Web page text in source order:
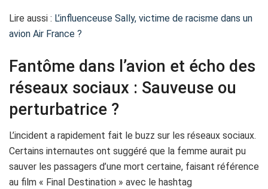
Lire aussi : L’influenceuse Sally, victime de racisme dans un
avion Air France ?
Fantôme dans l’avion et écho des
réseaux sociaux : Sauveuse ou
perturbatrice ?
L’incident a rapidement fait le buzz sur les réseaux sociaux.
Certains internautes ont suggéré que la femme aurait pu
sauver les passagers d’une mort certaine, faisant référence
au film « Final Destination » avec le hashtag